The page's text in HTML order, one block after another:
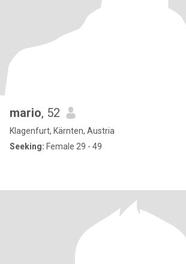
mario, 52
Klagenfurt, Kärnten, Austria
Seeking: Female 29 - 49